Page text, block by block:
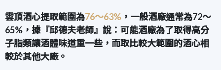
雲頂酒心提取範圍為76～63% ，一般酒廠通常為72～
65%，據『邱德夫老師』說：可能酒廠為了取得高分
子脂類讓酒體味道重一些，而取比較大範圍的酒心相
較於其他大廠。